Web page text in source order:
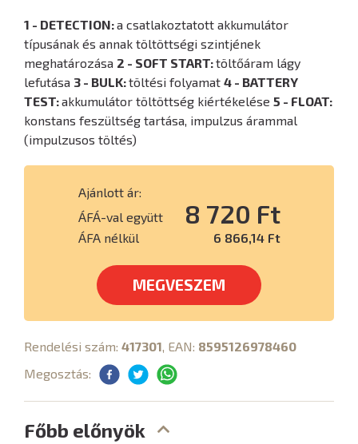
1 - DETECTION:a csatlakoztatott akkumulátor
típusának és annak töltöttségi szintjének
meghatározása 2 - SOFT START:töltőáram lágy
lefutása 3 - BULK:töltési folyamat 4 - BATTERY
TEST:akkumulátor töltöttség kiértékelése 5 - FLOAT:
konstans feszültség tartása, impulzus árammal
(impulzusos töltés)
Ajánlott ár:
ÁFÁ-val együtt
8 720 Ft
ÁFA nélkül 6 866,14 Ft
MEGVESZEM
Rendelési szám: 417301, EAN: 8595126978460
Megosztás:
Főbb előnyök